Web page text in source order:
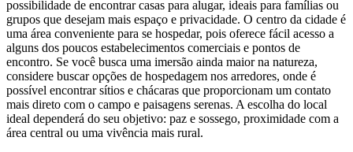
possibilidade de encontrar casas para alugar, ideais para famílias ou
grupos que desejam mais espaço e privacidade. O centro da cidade é
uma área conveniente para se hospedar, pois oferece fácil acesso a
alguns dos poucos estabelecimentos comerciais e pontos de
encontro. Se você busca uma imersão ainda maior na natureza,
considere buscar opções de hospedagem nos arredores, onde é
possível encontrar sítios e chácaras que proporcionam um contato
mais direto com o campo e paisagens serenas. A escolha do local
ideal dependerá do seu objetivo: paz e sossego, proximidade com a
área central ou uma vivência mais rural.